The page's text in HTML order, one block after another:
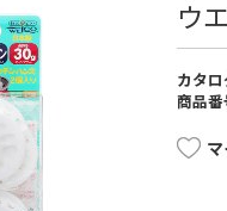
ウ
カタロ
商品番